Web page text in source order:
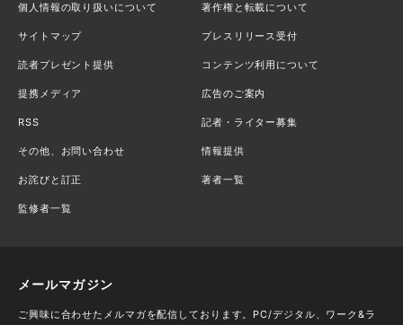
個人情報の取り扱いについて 著作権と転載について
サイトマップ プレスリリース受付
読者プレゼント提供 コンテンツ利用について
提携メディア 広告のご案内
RSS 記者・ライター募集
その他、お問い合わせ 情報提供
お詫びと訂正 著者一覧
監修者一覧
メールマガジン
ご興味に合わせたメルマガを配信しております。PC/デジタル、ワーク&ラ